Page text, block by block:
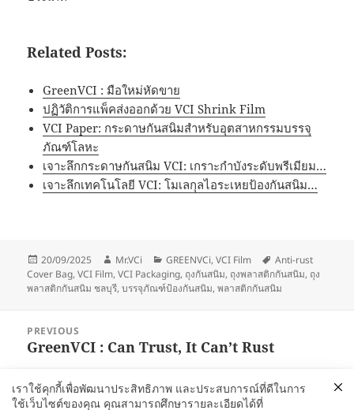
Related Posts:
GreenVCI : มือใหม่หัดขาย
ปฏิวัติการแพ็คส่งออกด้วย VCI Shrink Film
VCI Paper: กระดาษกันสนิมสำหรับอุตสาหกรรมบรรจุ
ภัณฑ์โลหะ
เจาะลึกกระดาษกันสนิม VCI: เกราะกำบังระดับพรีเมียม…
เจาะลึกเทคโนโลยี VCI: โมเลกุลไอระเหยป้องกันสนิม…
Posted
on
20/09/2025 Author
Mr.VCi Categories
GREENVCi,VCI Film Tags
Anti-rust
Cover Bag,VCI Film,VCI Packaging, ถุงกันสนิม, ถุงพลาสติกกันสนิม, ถุง
พลาสติกกันสนิม ชลบุรี,บรรจุภัณฑ์ป้องกันสนิม,พลาสติกกันสนิม
navigation
PREVIOUS
Previous
GreenVCI : Can Trust, It Can’t Rust
NEXT
เราใช้คุกกี้เพื่อพัฒนาประสิทธิภาพ และประสบการณ์ที่ดีในการ
ใช้เว็บไซต์ของคุณ คุณสามารถศึกษารายละเอียดได้ที่